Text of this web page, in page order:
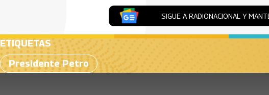
SIGUE A RADIONACIONAL Y
ETIQUETAS
Presidente Petro